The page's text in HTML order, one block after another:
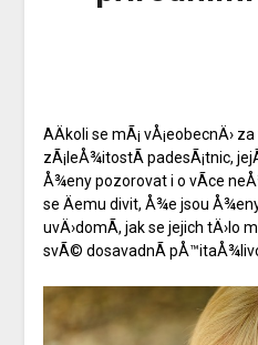
AÄkoli se mÃ¡ vÅ¡eobecnÄ›
zÃ¡leÅ¾itostÃ­ padesÃ¡tnic,
Å¾eny pozorovat i o vÃ­ce
se Äemu divit, Å¾e jsou
uvÄ›domÃ­, jak se jejich tÄ›lo
svÃ© dosavadnÃ­